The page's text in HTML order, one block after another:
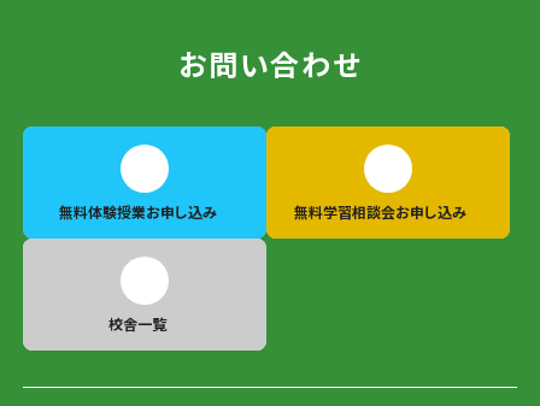
お問い合わせ
無料体験授業お申し込み 無料学習相談会お申し込み
校舎一覧